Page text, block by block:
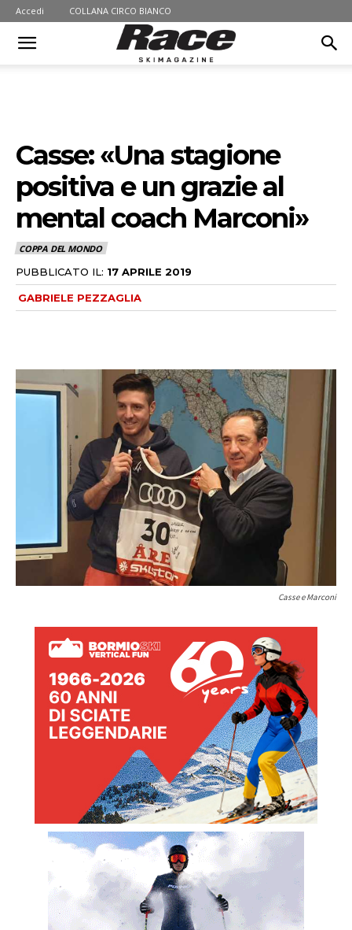
Accedi COLLANA CIRCO BIANCO
Casse: «Una stagione
positiva e un grazie al
mental coach Marconi»
COPPA DEL MONDO
PUBBLICATO IL: 17 APRILE 2019
GABRIELE PEZZAGLIA
Casse e Marconi